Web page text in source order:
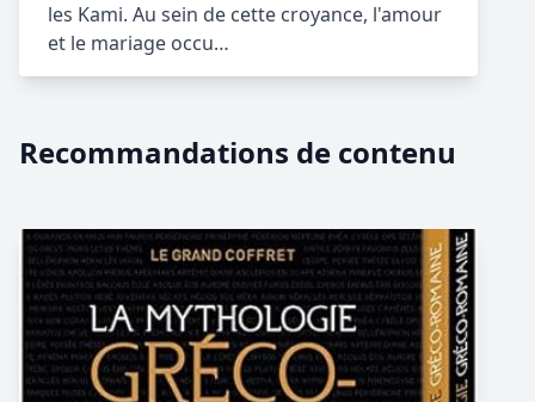
les Kami. Au sein de cette croyance, l'amour
et le mariage occu…
Recommandations de contenu